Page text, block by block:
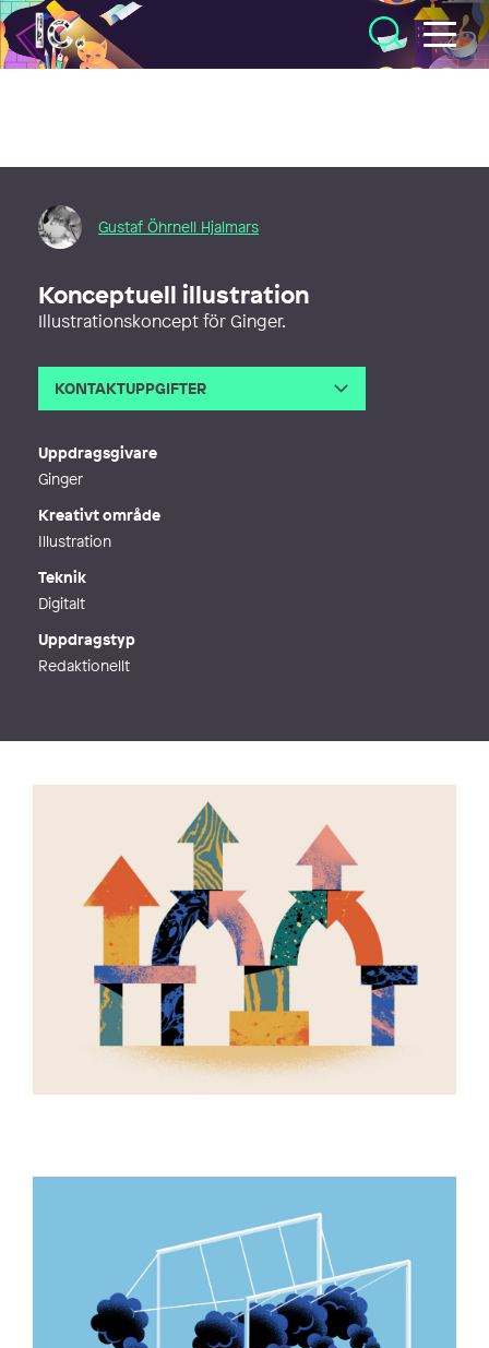
Illustratörcentrum
Gustaf Öhrnell Hjalmars
Konceptuell illustration
Illustrationskoncept för Ginger.
KONTAKTUPPGIFTER
Uppdragsgivare
Ginger
Kreativt område
Illustration
Teknik
Digitalt
Uppdragstyp
Redaktionellt